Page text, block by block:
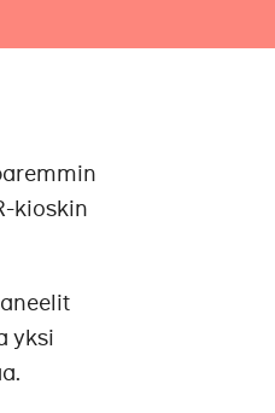
kioskin
yksi